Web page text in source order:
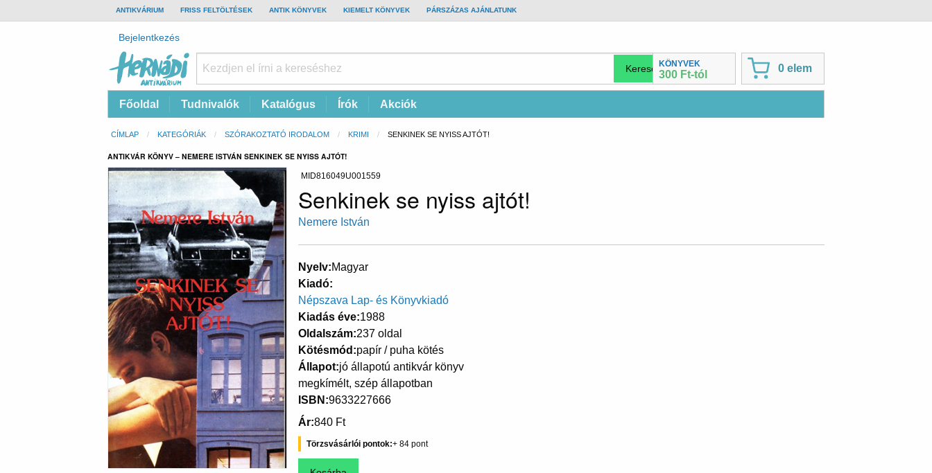
TOP
BAR
ANTIKVÁRIUM FRISS FELTÖLTÉSEK ANTIK KÖNYVEK KIEMELT KÖNYVEK PÁRSZÁZAS AJÁNLATUNK
Felhasználói
fiók
menüje
Bejelentkezés
Antikvárium
Online
KÖNYVEK
300 Ft-tól
0 elem
Fő
navigáció
Főoldal Tudnivalók Katalógus Írók Akciók
Morzsa
CÍMLAP KATEGÓRIÁK SZÓRAKOZTATÓ IRODALOM KRIMI CURRENT:
SENKINEK SE NYISS AJTÓT!
ANTIKVÁR KÖNYV – NEMERE ISTVÁN SENKINEK SE NYISS AJTÓT!
MID816049U001559
Senkinek se nyiss ajtót!
Nemere István
Nyelv Magyar
Kiadó
Népszava Lap- és Könyvkiadó
Kiadás éve 1988
Oldalszám 237 oldal
Kötésmód papír / puha kötés
Állapot jó állapotú antikvár könyv
megkímélt, szép állapotban
ISBN 9633227666
Ár 840 Ft
Törzsvásárlói pontok 84